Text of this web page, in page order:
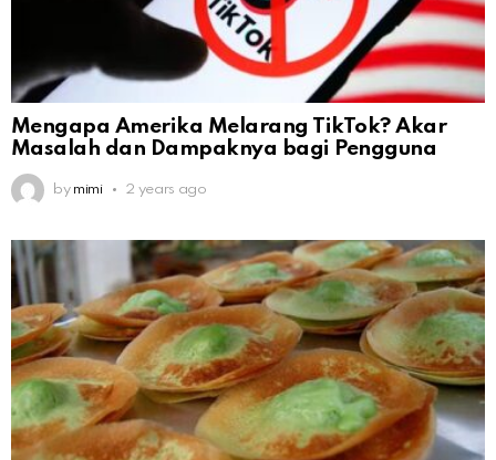
Mengapa Amerika Melarang TikTok? Akar
Masalah dan Dampaknya bagi Pengguna
by mimi 2 years ago